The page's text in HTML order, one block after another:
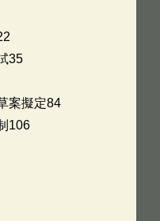
35
案擬定84
106